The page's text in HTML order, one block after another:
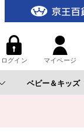
ログイン マイページ
ベビー＆キッズ